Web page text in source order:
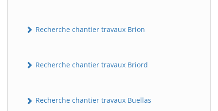
Recherche chantier travaux Brion
Recherche chantier travaux Briord
Recherche chantier travaux Buellas